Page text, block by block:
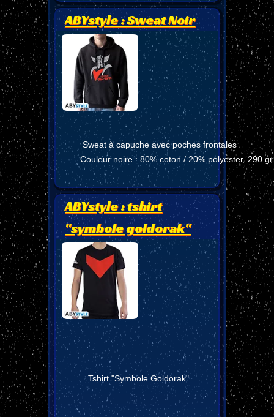
ABYstyle : Sweat Noir
Sweat à capuche avec poches frontales
Couleur noire : 80% coton / 20% polyester. 290 gr
ABYstyle : tshirt
"symbole goldorak"
Tshirt "Symbole Goldorak"